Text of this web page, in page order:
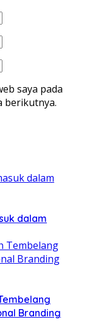
saya pada
berikutnya.
dalam
Branding